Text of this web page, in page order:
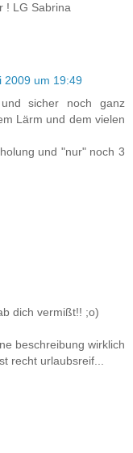
! LG Sabrina
2009 um 19:49
sicher noch ganz
Lärm und dem vielen
und "nur" noch 3
dich vermißt!! ;o)
beschreibung wirklich
recht urlaubsreif...